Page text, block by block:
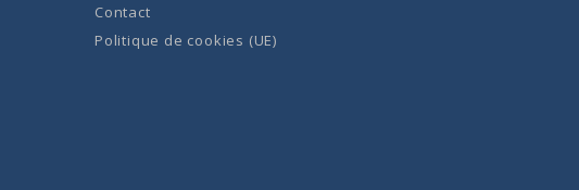
Contact
Politique de cookies (UE)